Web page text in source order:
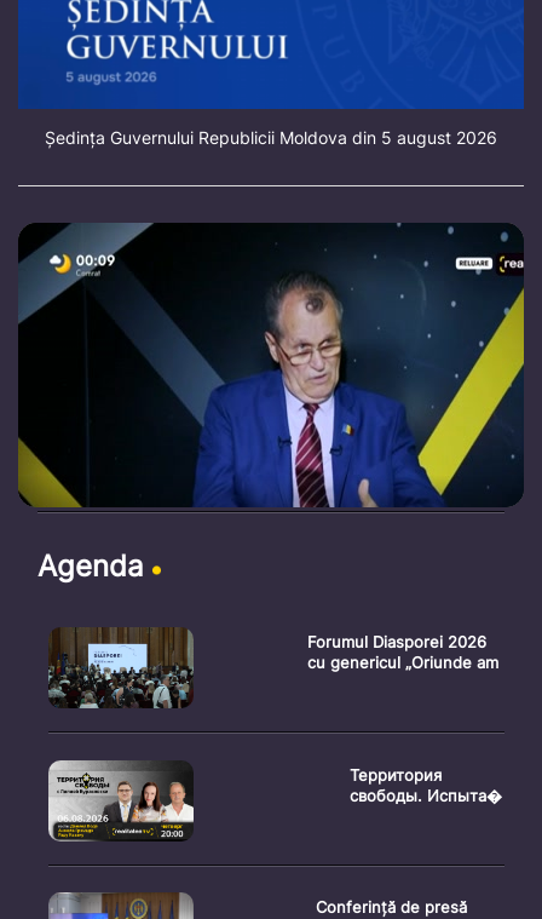
Ședința Guvernului Republicii Moldova din 5 august 2026
Agenda
Forumul Diasporei 2026
cu genericul „Oriunde am
Территория
свободы. Испыта�
Conferință de presă